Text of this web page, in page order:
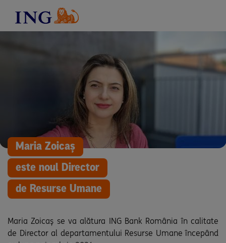
Maria Zoicaș
este noul Director
de Resurse Umane
Maria Zoicaș se va alătura ING Bank România în calitate
de Director al departamentului Resurse Umane începând